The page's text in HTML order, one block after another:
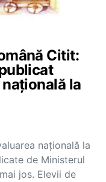
Citit:
la
națională la
de Ministerul
jos. Elevii de